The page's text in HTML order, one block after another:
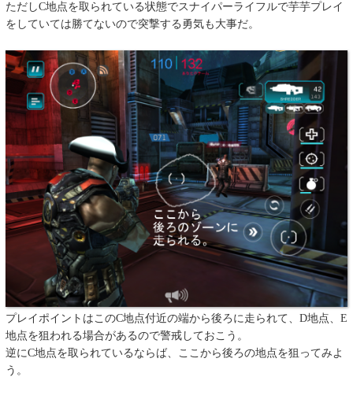
ただしC地点を取られている状態でスナイパーライフルで芋芋プレイ
をしていては勝てないので突撃する勇気も大事だ。
プレイポイントはこのC地点付近の端から後ろに走られて、D地点、E
地点を狙われる場合があるので警戒しておこう。
逆にC地点を取られているならば、ここから後ろの地点を狙ってみよ
う。